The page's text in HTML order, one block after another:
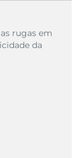
rugas em
da